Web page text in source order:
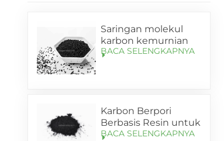
Saringan molekul
karbon kemurnian
tinggi untuk
BACA SELENGKAPNYA
Karbon Berpori
Berbasis Resin untuk
Pembawa Anoda
BACA SELENGKAPNYA